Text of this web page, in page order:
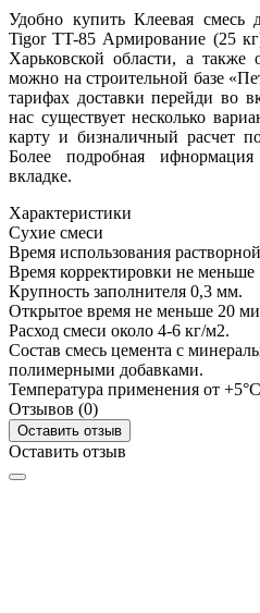
Удобно купить Клеевая смесь
Tigor TT-85 Армирование (25
Харьковской области, а также
можно на строительной базе
тарифах доставки перейди во
нас существует несколько
карту и бизналичный расчет
Более подробная
вкладке.
Характеристики
Сухие смеси
Время использования
Время корректировки не меньше
Крупность заполнителя 0,3 мм.
Открытое время не меньше 20
Расход смеси около 4-6 кг/м2.
Состав смесь цемента с
полимерными добавками.
Температура применения от
Отзывов (0)
Оставить отзыв
Оставить отзыв